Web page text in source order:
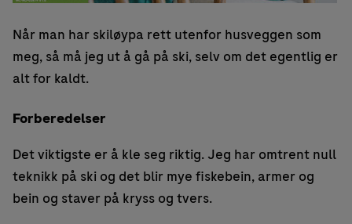
Når man har skiløypa rett utenfor husveggen som
meg, så må jeg ut å gå på ski, selv om det egentlig er
alt for kaldt.
Forberedelser
Det viktigste er å kle seg riktig. Jeg har omtrent null
teknikk på ski og det blir mye fiskebein, armer og
bein og staver på kryss og tvers.